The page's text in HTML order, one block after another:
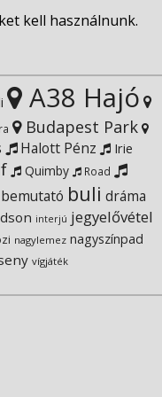
kell használnunk.
A38 Hajó
Budapest Park
Halott Pénz
Irie
Quimby Road
bemutató buli dráma
interjú jegyelővétel
nagylemez nagyszínpad
vígjáték